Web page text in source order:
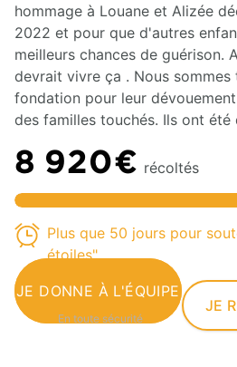
hommage à Louane et Alizée
2022 et pour que d'autres
meilleurs chances de guérison.
devrait vivre ça . Nous sommes
fondation pour leur
des familles touchés. Ils ont été
8 920€ récoltés
Plus que 50 jours pour
étoiles"
JE DONNE À L'ÉQUIPE
En toute sécurité
JE